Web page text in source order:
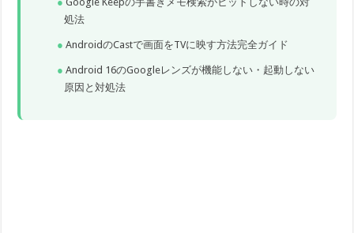
処法
AndroidのCastで画面をTVに映す方法完全ガイド
Android 16のGoogleレンズが機能しない・起動しない
原因と対処法